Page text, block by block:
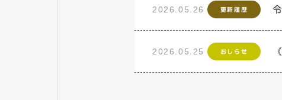
2026.05.26 更新履歴
2026.05.25 おしらせ